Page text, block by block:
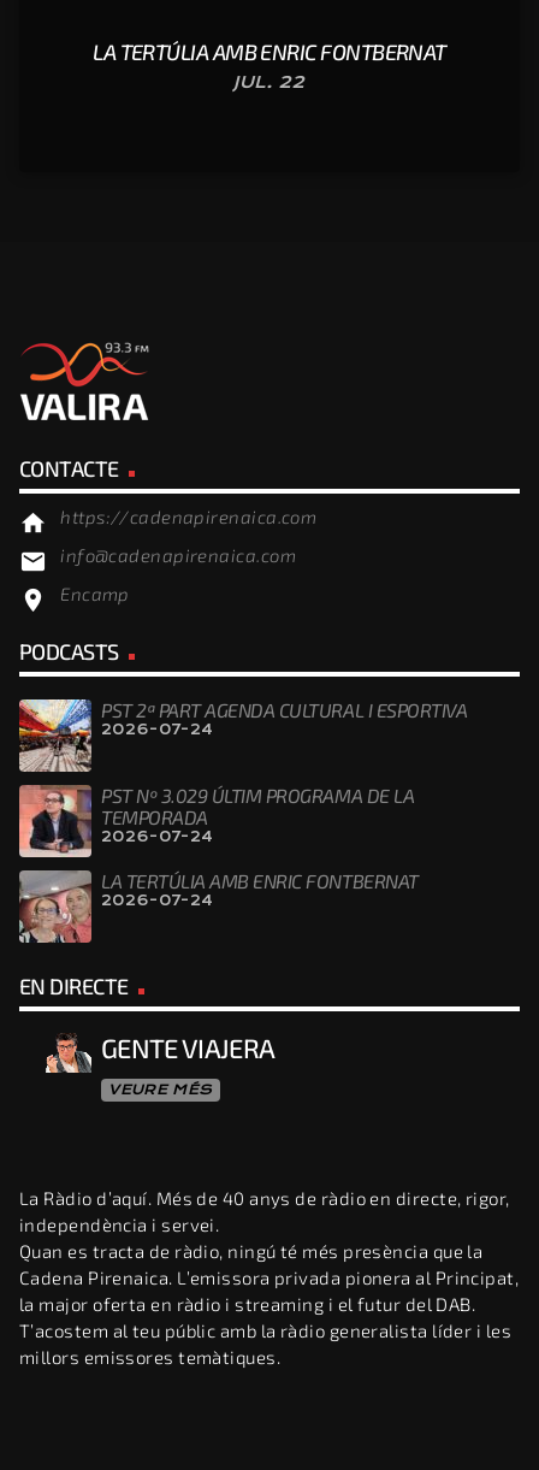
LA TERTÚLIA AMB ENRIC FONTBERNAT
JUL. 22
CONTACTE
home https://cadenapirenaica.com
email info@cadenapirenaica.com
location_on Encamp
PODCASTS
PST 2ª PART AGENDA CULTURAL I ESPORTIVA
2026-07-24
PST Nº 3.029 ÚLTIM PROGRAMA DE LA
TEMPORADA
2026-07-24
LA TERTÚLIA AMB ENRIC FONTBERNAT
2026-07-24
EN DIRECTE
GENTE VIAJERA
VEURE MÉS
La Ràdio d’aquí. Més de 40 anys de ràdio en directe, rigor,
independència i servei.
Quan es tracta de ràdio, ningú té més presència que la
Cadena Pirenaica. L’emissora privada pionera al Principat,
la major oferta en ràdio i streaming i el futur del DAB.
T’acostem al teu públic amb la ràdio generalista líder i les
millors emissores temàtiques.